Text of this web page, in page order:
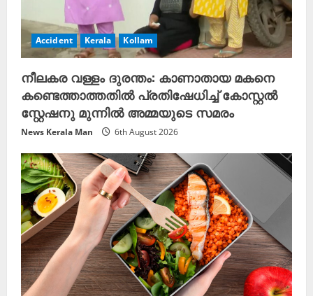
Accident Kerala Kollam
നീലകര വള്ളം ദുരന്തം: കാണാതായ മകനെ
കണ്ടെത്താത്തതിൽ പ്രതിഷേധിച്ച് കോസ്റ്റൽ
സ്റ്റേഷനു മുന്നിൽ അമ്മയുടെ സമരം
News Kerala Man 6th August 2026